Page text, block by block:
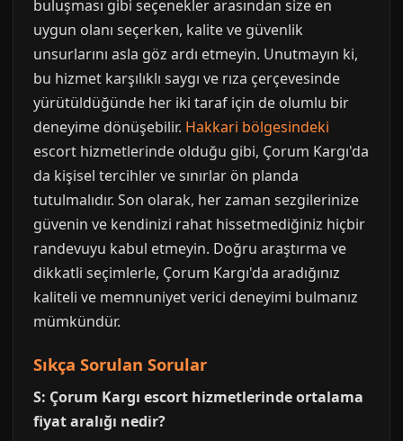
buluşması gibi seçenekler arasından size en
uygun olanı seçerken, kalite ve güvenlik
unsurlarını asla göz ardı etmeyin. Unutmayın ki,
bu hizmet karşılıklı saygı ve rıza çerçevesinde
yürütüldüğünde her iki taraf için de olumlu bir
deneyime dönüşebilir. Hakkari bölgesindeki
escort hizmetlerinde olduğu gibi, Çorum Kargı'da
da kişisel tercihler ve sınırlar ön planda
tutulmalıdır. Son olarak, her zaman sezgilerinize
güvenin ve kendinizi rahat hissetmediğiniz hiçbir
randevuyu kabul etmeyin. Doğru araştırma ve
dikkatli seçimlerle, Çorum Kargı'da aradığınız
kaliteli ve memnuniyet verici deneyimi bulmanız
mümkündür.
Sıkça Sorulan Sorular
S: Çorum Kargı escort hizmetlerinde ortalama
fiyat aralığı nedir?